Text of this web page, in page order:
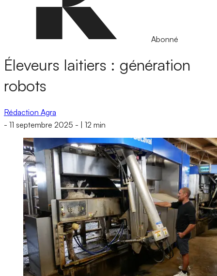
Abonné
Éleveurs laitiers : génération
robots
Rédaction Agra
- 11 septembre 2025 - 12 min